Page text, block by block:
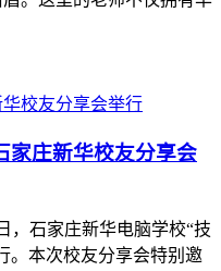
家庄新华校友分享会
，石家庄新华电脑学校“技
。本次校友分享会特别邀